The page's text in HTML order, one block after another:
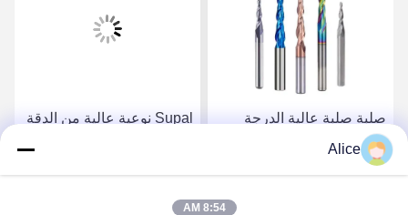
صلبة صلبة عالية الدرجة
كربيد راوتر بيت لتطبيقات
صناعة الخشب الدقيقة
احصل على أفضل سعر
Supal نوعية عالية من الدقة
Alice
8:54 AM